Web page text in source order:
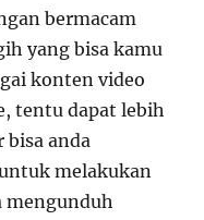
bermacam
yang bisa kamu
konten video
tentu dapat lebih
bisa anda
melakukan
mengunduh